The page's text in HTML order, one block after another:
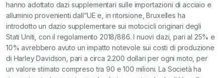
hanno adottato dazi supplementari sulle importazioni di acciaio e
alluminio provenienti dall”UE e, in ritorsione, Bruxelles ha
introdotto un dazio supplementare sui motocicli originari degli
Stati Uniti, con il regolamento 2018/886. I nuovi dazi, pari al 25% e
10% avrebbero avuto un impatto notevole sui costi di produzione
di Harley Davidson, pari a circa 2.200 dollari per ogni moto, per
un valore stimato compreso tra 90 e 100 milioni. La Società ha